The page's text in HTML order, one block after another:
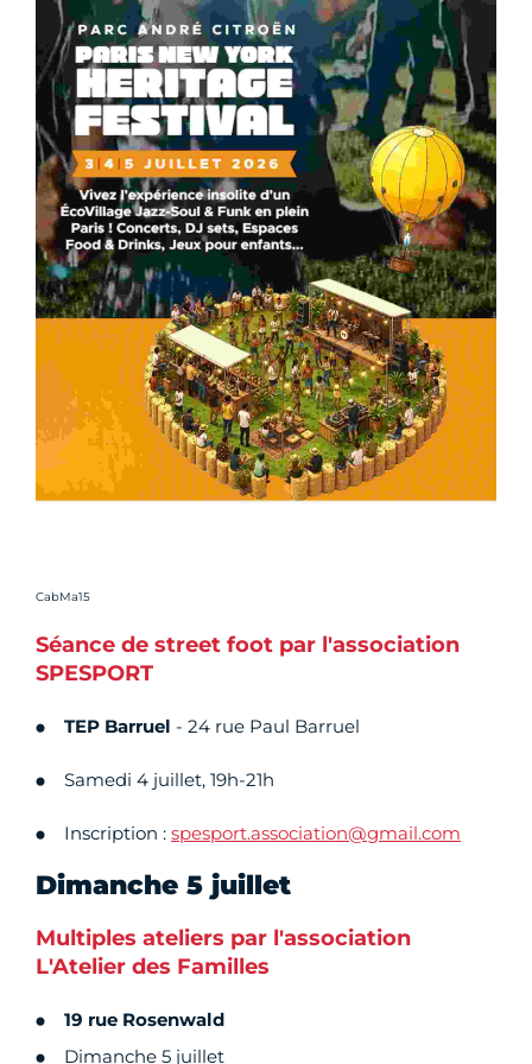
Crédit photo :
CabMa15
Séance de street foot par l'association
SPESPORT
TEP Barruel - 24 rue Paul Barruel
Samedi 4 juillet, 19h-21h
Inscription : spesport.association@gmail.com
Dimanche 5 juillet
Multiples ateliers par l'association
L'Atelier des Familles
19 rue Rosenwald
Dimanche 5 juillet